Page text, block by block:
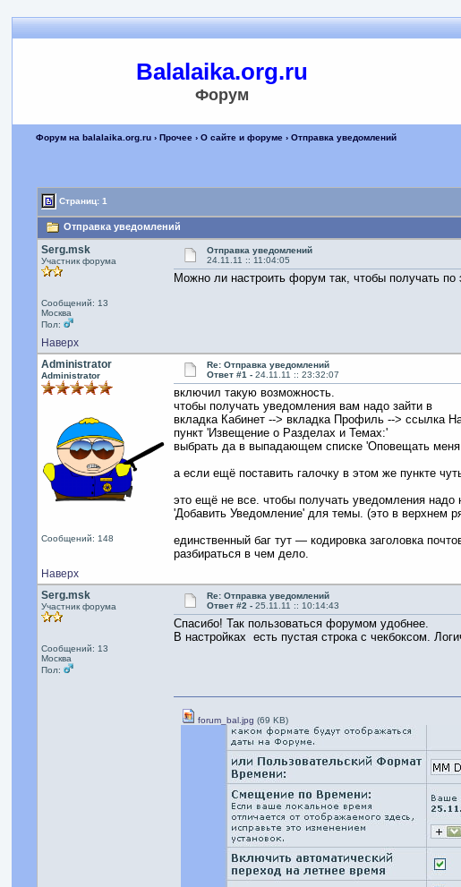
Balalaika.org.ru
Форум
Форум на balalaika.org.ru ›Прочее ›О сайте и форуме › Отправка уведомлений
Страниц: 1
Отправка уведомлений
Serg.msk
Участник форума
Сообщений: 13
Москва
Пол:
Отправка уведомлений
24.11.11 :: 11:04:05
Можно ли настроить форум так, чтобы получать
Наверх
Administrator
Administrator
Сообщений: 148
Re: Отправка уведомлений
Ответ #1 - 24.11.11 :: 23:32:07
включил такую возможность.
чтобы получать уведомления вам надо зайти в
вкладка Кабинет --> вкладка Профиль --> ссылка
пункт 'Извещение о Разделах и Темах:'
выбрать да в выпадающем списке 'Оповещать меня
а если ещё поставить галочку в этом же пункте
это ещё не все. чтобы получать уведомления
'Добавить Уведомление' для темы. (это в верхнем
единственный баг тут — кодировка заголовка
разбираться в чем дело.
Наверх
Serg.msk
Участник форума
Сообщений: 13
Москва
Пол:
Re: Отправка уведомлений
Ответ #2 - 25.11.11 :: 10:14:43
Спасибо! Так пользоваться форумом удобнее.
В настройках есть пустая строка с чекбоксом.
forum_bal.jpg (69 KB)